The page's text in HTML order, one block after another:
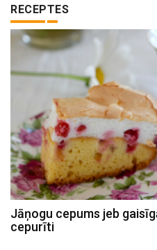
RECEPTES
Jāņogu cepums jeb
cepurīti